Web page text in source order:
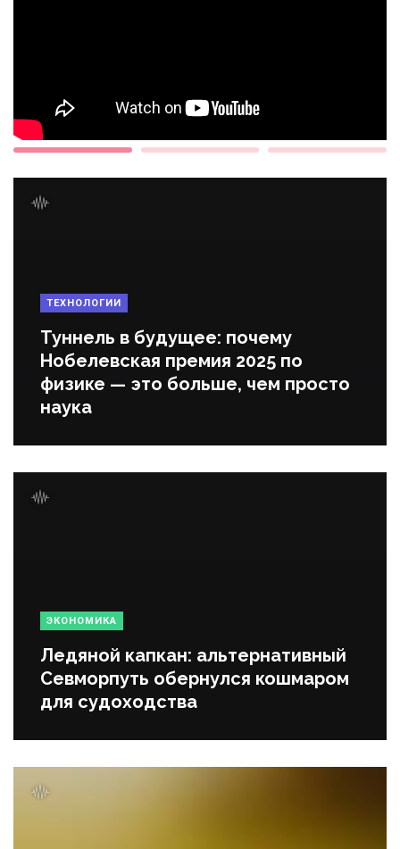
ТЕХНОЛОГИИ
Туннель в будущее: почему
Нобелевская премия 2025 по
физике — это больше, чем просто
наука
ЭКОНОМИКА
Ледяной капкан: альтернативный
Севморпуть обернулся кошмаром
для судоходства